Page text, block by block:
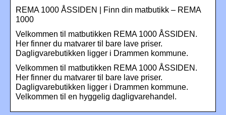
REMA 1000 ÅSSIDEN | Finn din matbutikk – REMA
1000
Velkommen til matbutikken REMA 1000 ÅSSIDEN.
Her finner du matvarer til bare lave priser.
Dagligvarebutikken ligger i Drammen kommune.
Velkommen til matbutikken REMA 1000 ÅSSIDEN.
Her finner du matvarer til bare lave priser.
Dagligvarebutikken ligger i Drammen kommune.
Velkommen til en hyggelig dagligvarehandel.